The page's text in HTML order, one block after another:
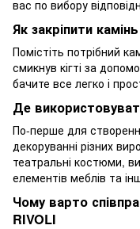
вас по вибору
Як закріпити
Помістіть потрібний
смикнув кігті за
бачите все легко і
Де
По-перше для
декоруванні різних
театральні костюми,
елементів меблів та
Чому варто
RIVOLI